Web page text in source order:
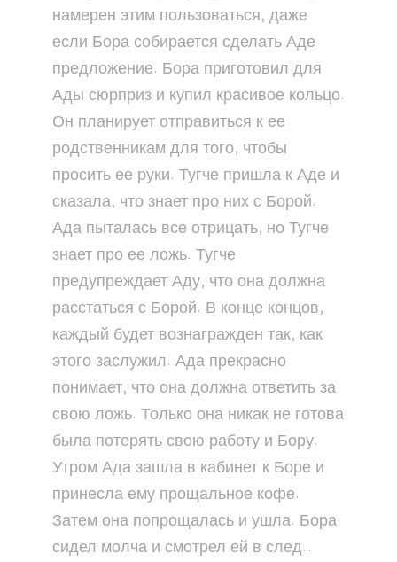
намерен этим пользоваться, даже
если Бора собирается сделать Аде
предложение. Бора приготовил для
Ады сюрприз и купил красивое кольцо.
Он планирует отправиться к ее
родственникам для того, чтобы
просить ее руки. Тугче пришла к Аде и
сказала, что знает про них с Борой.
Ада пыталась все отрицать, но Тугче
знает про ее ложь. Тугче
предупреждает Аду, что она должна
расстаться с Борой. В конце концов,
каждый будет вознагражден так, как
этого заслужил. Ада прекрасно
понимает, что она должна ответить за
свою ложь. Только она никак не готова
была потерять свою работу и Бору.
Утром Ада зашла в кабинет к Боре и
принесла ему прощальное кофе.
Затем она попрощалась и ушла. Бора
сидел молча и смотрел ей в след…